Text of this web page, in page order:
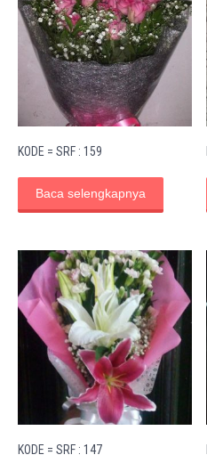
KODE = SRF : 159
Baca selengkapnya
KODE = SRF : 147